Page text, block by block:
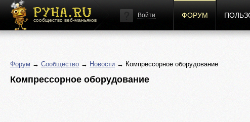
сообщество веб-маньяков
Войти ФОРУМ
Форум → Сообщество → Новости → Компрессорное оборудование
Компрессорное оборудование